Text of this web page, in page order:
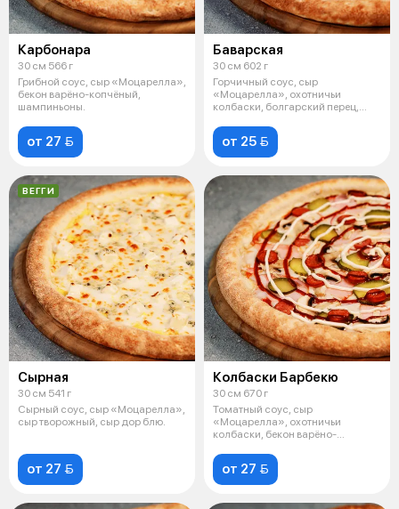
Карбонара
30 см 566 г
Грибной соус, сыр «Моцарелла»,
бекон варёно-копчёный,
шампиньоны.
от 27 
Баварская
30 см 602 г
Горчичный соус, сыр
«Моцарелла», охотничьи
колбаски, болгарский перец,
от 25 
ВЕГГИ
Сырная
30 см 541 г
Сырный соус, сыр «Моцарелла»,
сыр творожный, сыр дор блю.
от 27 
Колбаски Барбекю
30 см 670 г
Томатный соус, сыр
«Моцарелла», охотничьи
колбаски, бекон варёно-
от 27 